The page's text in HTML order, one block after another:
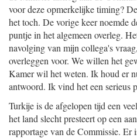
voor deze opmerkelijke timing?
het toch. De vorige keer noemde
puntje in het algemeen overleg.
navolging van mijn collega's
overleggen voor. We willen het
Kamer wil het weten. Ik houd er
antwoord. Ik vind het een serieus
Turkije is de afgelopen tijd een
het land slecht presteert op een
rapportage van de Commissie. Er